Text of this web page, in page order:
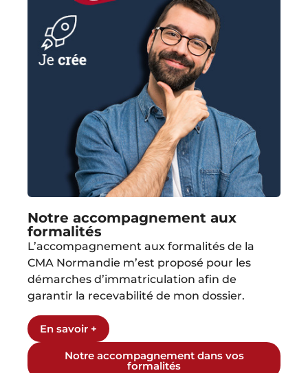
Notre accompagnement aux
formalités
L’accompagnement aux formalités de la
CMA Normandie m’est proposé pour les
démarches d’immatriculation afin de
garantir la recevabilité de mon dossier.
En savoir +
Notre accompagnement dans vos
formalités